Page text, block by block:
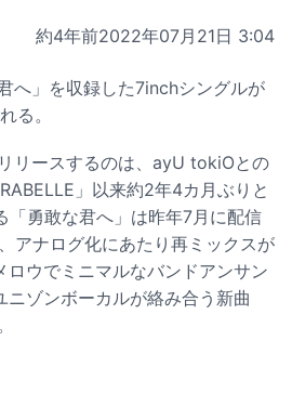
約4年前2022年07月21日 3:04
へ」を収録した7inchシングルが
る。
リースするのは、ayU tokiOとの
」以来約2年4カ月ぶりと
「勇敢な君へ」は昨年7月に配信
アナログ化にあたり再ミックスが
ロウでミニマルなバンドアンサン
ゾンボーカルが絡み合う新曲